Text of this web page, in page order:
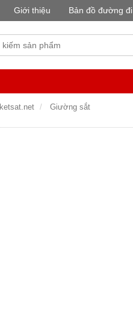
Giới thiệu Bản đồ đường đi
ketsat.net Giường sắt